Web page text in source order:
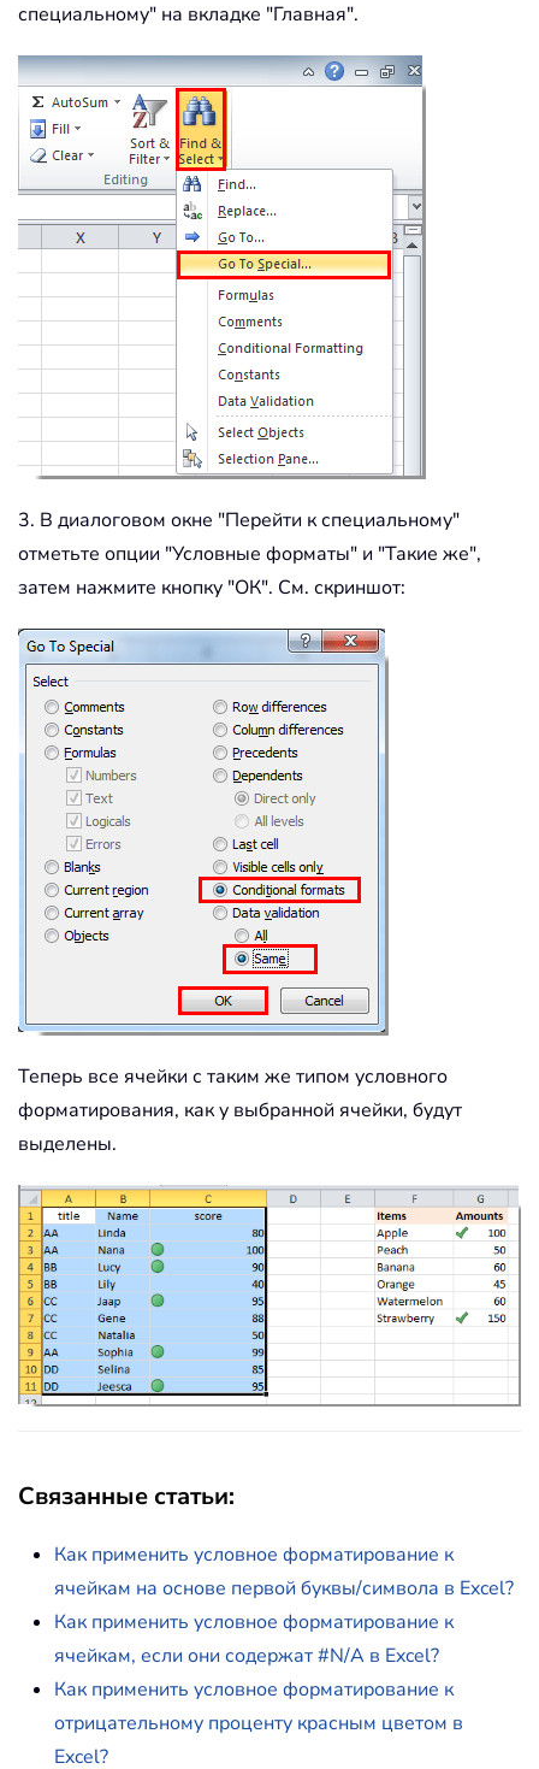
специальному" на вкладке "Главная".
3. В диалоговом окне "Перейти к специальному"
отметьте опции "Условные форматы" и "Такие же",
затем нажмите кнопку "ОК". См. скриншот:
Теперь все ячейки с таким же типом условного
форматирования, как у выбранной ячейки, будут
выделены.
Связанные статьи:
Как применить условное форматирование к
ячейкам на основе первой буквы/символа в Excel?
Как применить условное форматирование к
ячейкам, если они содержат #N/A в Excel?
Как применить условное форматирование к
отрицательному проценту красным цветом в
Excel?